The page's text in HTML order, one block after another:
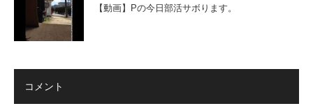
【動画】Pの今日部活サボります。
コメント